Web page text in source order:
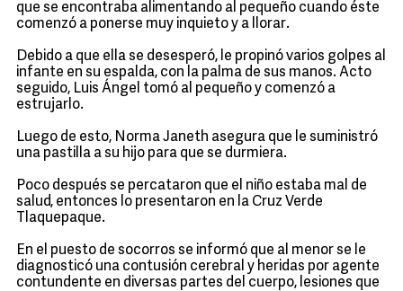
que se encontraba alimentando al pequeño cuando éste
comenzó a ponerse muy inquieto y a llorar.
Debido a que ella se desesperó, le propinó varios golpes al
infante en su espalda, con la palma de sus manos. Acto
seguido, Luis Ángel tomó al pequeño y comenzó a
estrujarlo.
Luego de esto, Norma Janeth asegura que le suministró
una pastilla a su hijo para que se durmiera.
Poco después se percataron que el niño estaba mal de
salud, entonces lo presentaron en la Cruz Verde
Tlaquepaque.
En el puesto de socorros se informó que al menor se le
diagnosticó una contusión cerebral y heridas por agente
contundente en diversas partes del cuerpo, lesiones que